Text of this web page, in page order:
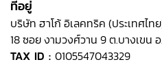
ที่อยู่
บริษัท ฮาโก้ อิเลคทริค (ประเทศไ
18 ซอย งามวงศ์วาน 9 ต.บางเขน
TAX ID : 0105547043329